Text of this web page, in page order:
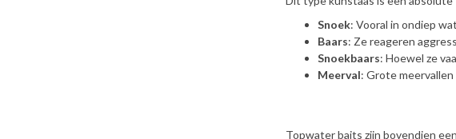
Snoek: Vooral in ondiep
Baars: Ze reageren
Snoekbaars: Hoewel ze
Meerval: Grote
Topwater baits zijn bovendien